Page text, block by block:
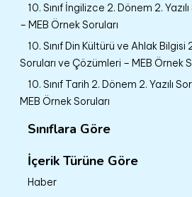
10. Sınıf İngilizce 2. Dönem 2.
– MEB Örnek Soruları
10. Sınıf Din Kültürü ve Ahlak Bilgisi
Soruları ve Çözümleri – MEB Örnek
10. Sınıf Tarih 2. Dönem 2. Yazılı
MEB Örnek Soruları
Sınıflara Göre
İçerik Türüne Göre
Haber